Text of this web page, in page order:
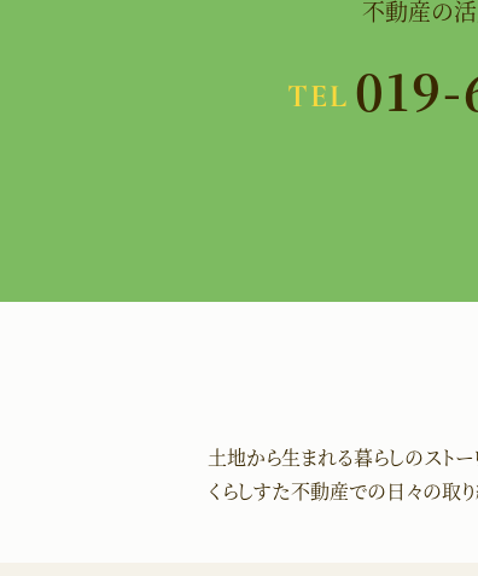
不動産の活
TEL
土地から生まれる暮らしのストー
くらしすた不動産での日々の取